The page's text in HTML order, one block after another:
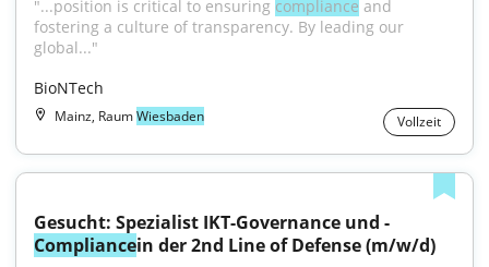
"...position is critical to ensuring compliance and
fostering a culture of transparency. By leading our
global..."
BioNTech
Mainz, RaumWiesbaden Vollzeit
Gesucht: Spezialist IKT-Governance und -
Compliancein der 2nd Line of Defense (m/w/d)